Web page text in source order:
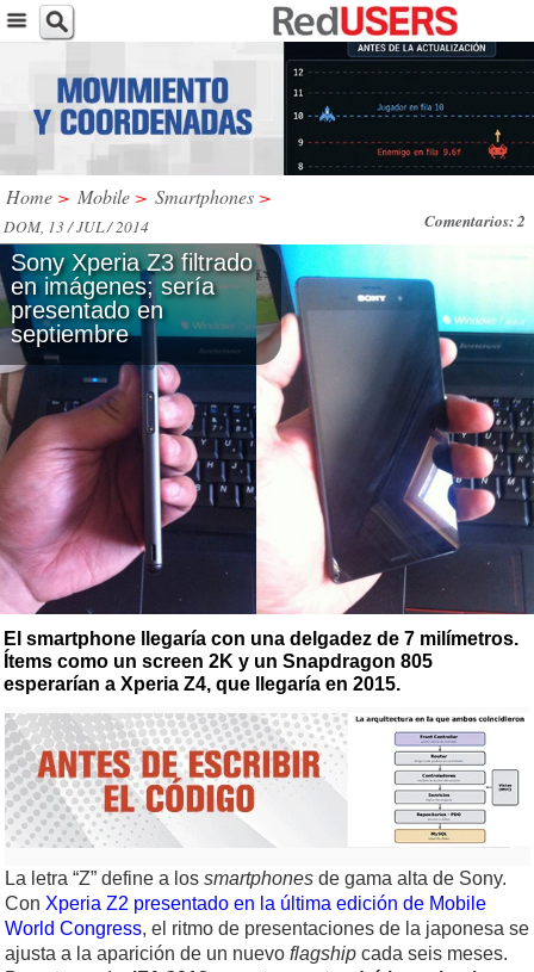
Home > Mobile > Smartphones >
Comentarios: 2
DOM, 13 / JUL / 2014
Sony Xperia Z3 filtrado
en imágenes; sería
presentado en
septiembre
El smartphone llegaría con una delgadez de 7 milímetros.
Ítems como un screen 2K y un Snapdragon 805
esperarían a Xperia Z4, que llegaría en 2015.
La letra “Z” define a los smartphones de gama alta de Sony.
Con Xperia Z2 presentado en la última edición de Mobile
World Congress, el ritmo de presentaciones de la japonesa se
ajusta a la aparición de un nuevo flagship cada seis meses.